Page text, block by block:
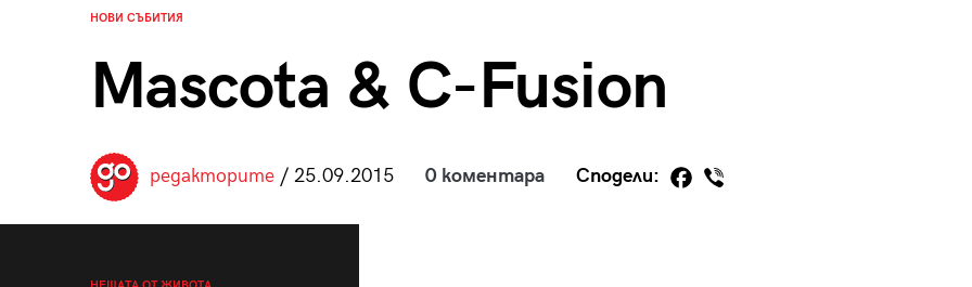
НОВИ СЪБИТИЯ
Mascota & C-Fusion
редакторите/ 25.09.2015 0 коментара Сподели: